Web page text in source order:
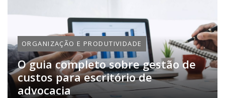
ORGANIZAÇÃO E PRODUTIVIDADE
O guia completo sobre gestão de
custos para escritório de
advocacia